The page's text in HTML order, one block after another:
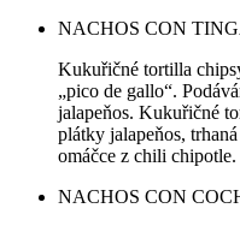
NACHOS CON
Kukuřičné tortilla
„pico de gallo“.
jalapeňos. Kukuřičné
plátky jalapeňos,
omáčce z chili chipotle.
NACHOS CON